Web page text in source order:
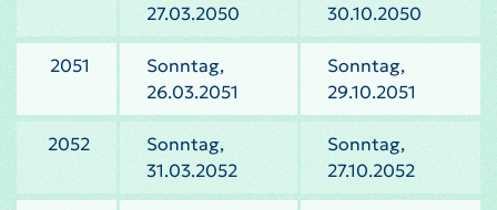
27.03.2050
30.10.2050
2051
Sonntag,
26.03.2051
Sonntag,
29.10.2051
2052
Sonntag,
31.03.2052
Sonntag,
27.10.2052